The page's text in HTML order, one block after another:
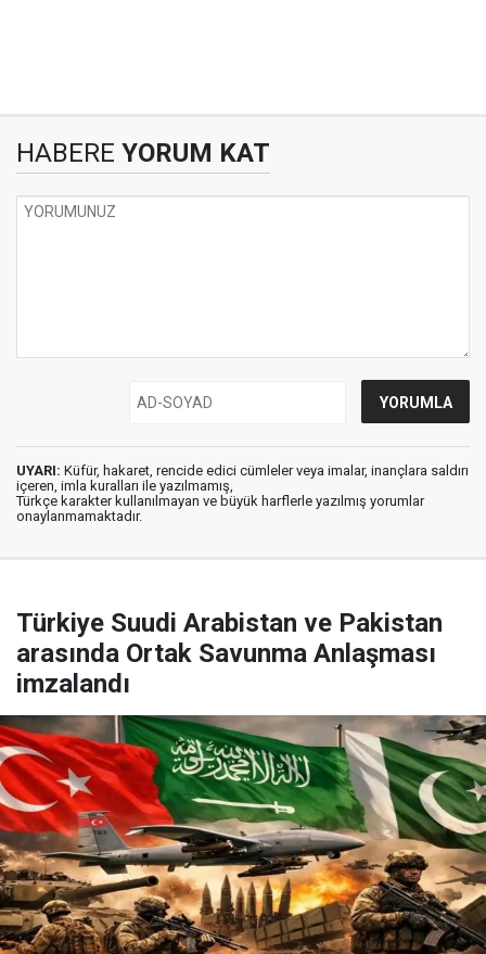
HABERE YORUM KAT
UYARI: Küfür, hakaret, rencide edici cümleler veya imalar, inançlara saldırı
içeren, imla kuralları ile yazılmamış,
Türkçe karakter kullanılmayan ve büyük harflerle yazılmış yorumlar
onaylanmamaktadır.
Türkiye Suudi Arabistan ve Pakistan
arasında Ortak Savunma Anlaşması
imzalandı